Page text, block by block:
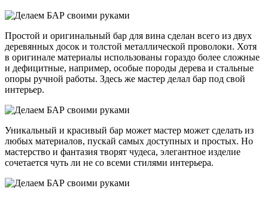
Простой и оригинальный бар для вина сделан всего из двух
деревянных досок и толстой металлической проволоки. Хотя
в оригинале материалы использованы гораздо более сложные
и дефицитные, например, особые породы дерева и стальные
опоры ручной работы. Здесь же мастер делал бар под свой
интерьер.
Уникальный и красивый бар может мастер может сделать из
любых материалов, пускай самых доступных и простых. Но
мастерство и фантазия творят чудеса, элегантное изделие
сочетается чуть ли не со всеми стилями интерьера.